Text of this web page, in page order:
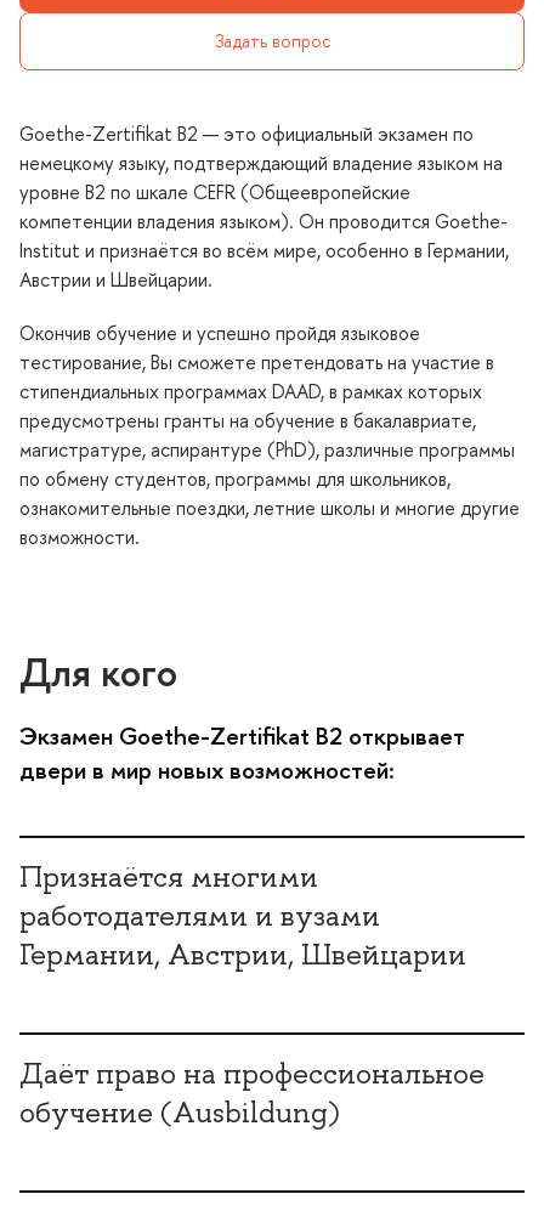
Задать вопрос
Goethe-Zertifikat B2 — это официальный экзамен по
немецкому языку, подтверждающий владение языком на
уровне B2 по шкале CEFR (Общеевропейские
компетенции владения языком). Он проводится Goethe-
Institut и признаётся во всём мире, особенно в Германии,
Австрии и Швейцарии.
Окончив обучение и успешно пройдя языковое
тестирование, Вы сможете претендовать на участие
стипендиальных программах DAAD, в рамках которых
предусмотрены гранты на обучение в бакалавриате,
магистратуре, аспирантуре (PhD), различные программы
по обмену студентов, программы для школьников,
ознакомительные поездки, летние школы и многие другие
озможности.
Для кого
Экзамен Goethe-Zertifikat B2 открывает
двери в мир новых возможностей:
Признаётся многими
работодателями и вузами
Германии, Австрии, Швейцарии
Даёт право на профессиональное
обучение (Ausbildung)